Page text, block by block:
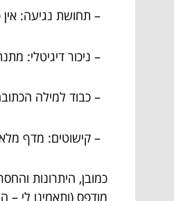
– תחושת נגיעה:
– ניכור דיגיטלי:
– כבוד למילה
– קישוטים: מדף
כמובן, היתרונות
מודפס (ותאמינו לי –